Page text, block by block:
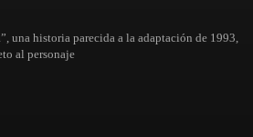
una historia parecida a la adaptación de 1993,
al personaje